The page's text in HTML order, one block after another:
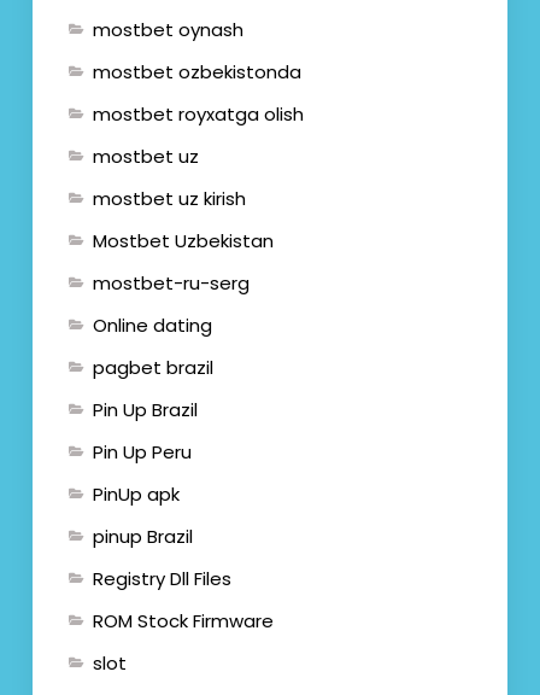
mostbet oynash
mostbet ozbekistonda
mostbet royxatga olish
mostbet uz
mostbet uz kirish
Mostbet Uzbekistan
mostbet-ru-serg
Online dating
pagbet brazil
Pin Up Brazil
Pin Up Peru
PinUp apk
pinup Brazil
Registry Dll Files
ROM Stock Firmware
slot